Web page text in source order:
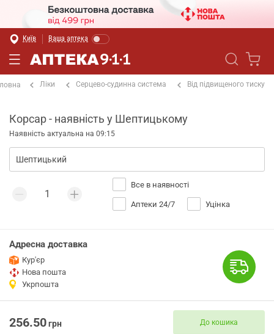
Київ Ваша аптека
Ліки Серцево-судинна система Від підвищеного тиску
Корсар - наявність у Шептицькому
Наявність актуальна на 09:15
Все в наявності
Аптеки 24/7 Уцінка
Адресна доставка
Кур'єр
Нова пошта
Укрпошта
256.50грн До кошика